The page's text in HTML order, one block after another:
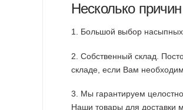
Несколько
1. Большой выбор
2. Собственный склад.
складе, если Вам
3. Мы гарантируем
Наши товары для доставки